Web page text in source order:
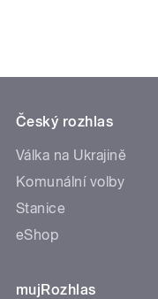
Český rozhlas
Válka na Ukrajině
Komunální volby
Stanice
eShop
mujRozhlas